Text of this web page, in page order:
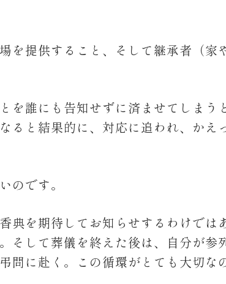
を提供すること、そして継承者（
を誰にも告知せずに済ませてしま
ると結果的に、対応に追われ、かえ
のです。
典を期待してお知らせするわけで
そして葬儀を終えた後は、自分が
に赴く。この循環がとても大切な